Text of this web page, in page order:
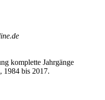
komplette Jahrgänge
1984 bis 2017.